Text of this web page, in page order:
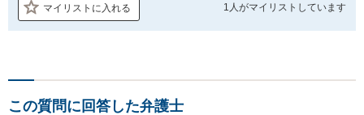
マイリストに入れる 1人がマイリストしています
この質問に回答した弁護士